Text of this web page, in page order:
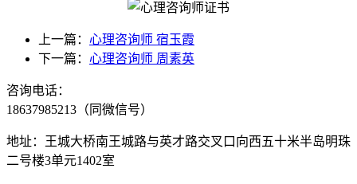
上一篇： 心理咨询师 宿玉霞
下一篇： 心理咨询师 周素英
咨询电话：
18637985213（同微信号）
地址：王城大桥南王城路与英才路交叉口向西五十米半岛明珠
二号楼3单元1402室